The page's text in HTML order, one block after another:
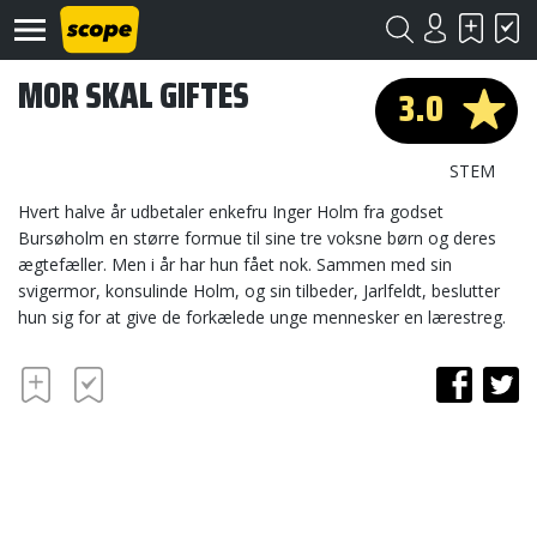
Om
Scope
3.0
STEM
MOR SKAL GIFTES
Hvert halve år udbetaler enkefru Inger Holm fra godset
Bursøholm en større formue til sine tre voksne børn og deres
ægtefæller. Men i år har hun fået nok. Sammen med sin
svigermor, konsulinde Holm, og sin tilbeder, Jarlfeldt, beslutter
hun sig for at give de forkælede unge mennesker en lærestreg.